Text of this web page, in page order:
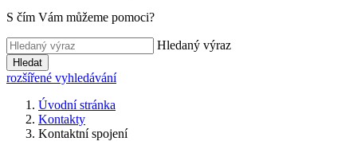
S čím Vám můžeme pomoci?
Hledaný výraz
Hledat
rozšířené vyhledávání
Úvodní stránka
Kontakty
Kontaktní spojení